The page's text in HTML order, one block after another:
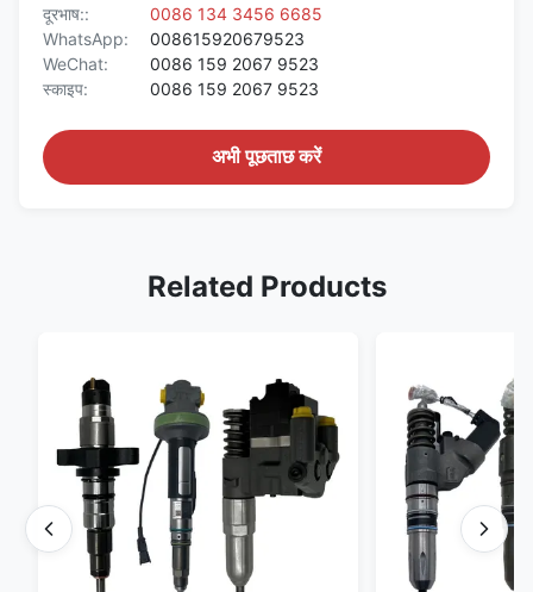
दूरभाष::
0086 134 3456 6685
WhatsApp:
008615920679523
WeChat:
0086 159 2067 9523
स्काइप:
0086 159 2067 9523
अभी पूछताछ करें
Related Products